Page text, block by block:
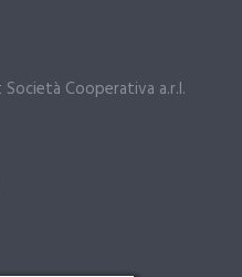
Cooperativa a.r.l.